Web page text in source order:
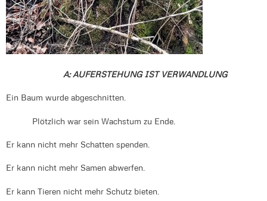
A: AUFERSTEHUNG IST VERWANDLUNG
Ein Baum wurde abgeschnitten.
Plötzlich war sein Wachstum zu Ende.
Er kann nicht mehr Schatten spenden.
Er kann nicht mehr Samen abwerfen.
Er kann Tieren nicht mehr Schutz bieten.